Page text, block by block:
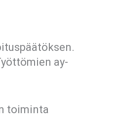
ay-
toiminta